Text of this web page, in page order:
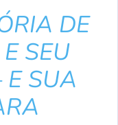
DE
SEU
E SUA